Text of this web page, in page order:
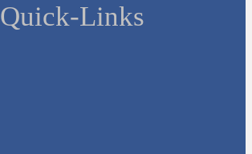
Quick-Links